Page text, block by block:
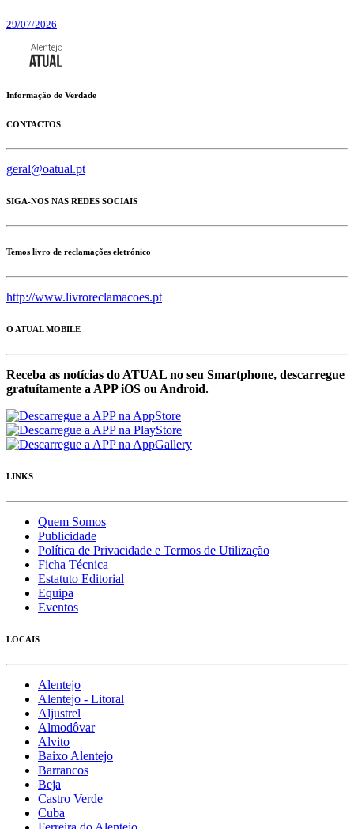
29/07/2026
Informação de Verdade
CONTACTOS
geral@oatual.pt
SIGA-NOS NAS REDES SOCIAIS
Temos livro de reclamações eletrónico
http://www.livroreclamacoes.pt
O ATUAL MOBILE
Receba as notícias do ATUAL no seu Smartphone, descarregue
gratuítamente a APP iOS ou Android.
LINKS
Quem Somos
Publicidade
Política de Privacidade e Termos de Utilização
Ficha Técnica
Estatuto Editorial
Equipa
Eventos
LOCAIS
Alentejo
Alentejo - Litoral
Aljustrel
Almodôvar
Alvito
Baixo Alentejo
Barrancos
Beja
Castro Verde
Cuba